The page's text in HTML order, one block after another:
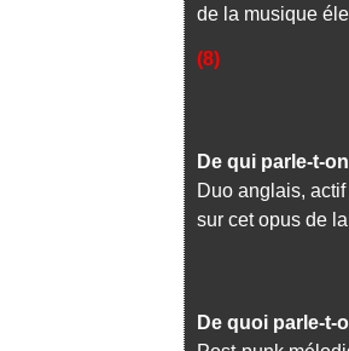
de la musique
(8)
De qui parle-t-
Duo anglais,
sur cet opus de
De quoi parle-t-